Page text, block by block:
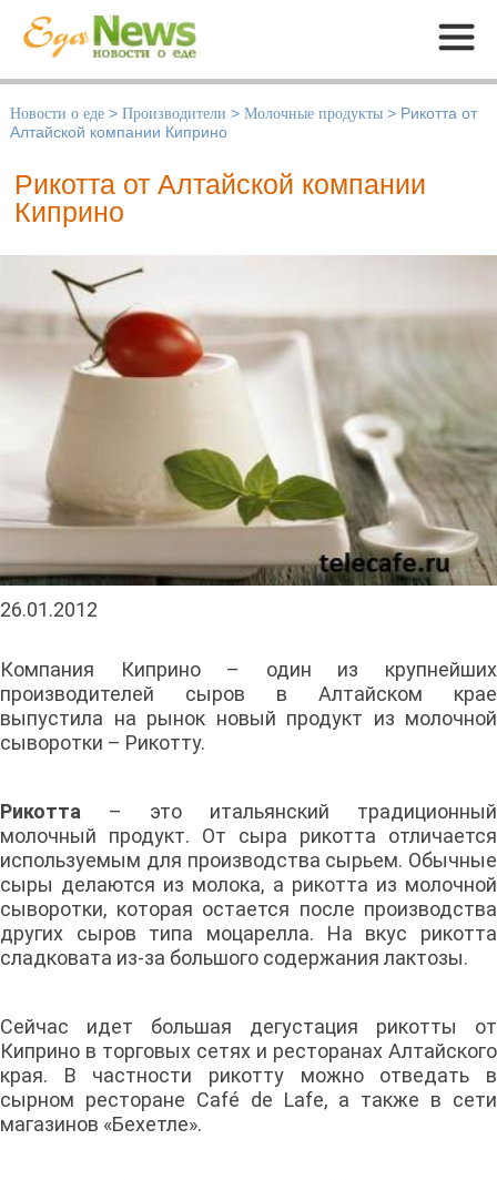
Меню
Новости о еде > Производители > Молочные продукты > Рикотта от
Алтайской компании Киприно
Рикотта от Алтайской компании
Киприно
26.01.2012
Компания Киприно – один из крупнейших
производителей сыров в Алтайском крае
выпустила на рынок новый продукт из молочной
сыворотки – Рикотту.
Рикотта – это итальянский традиционный
молочный продукт. От сыра рикотта отличается
используемым для производства сырьем. Обычные
сыры делаются из молока, а рикотта из молочной
сыворотки, которая остается после производства
других сыров типа моцарелла. На вкус рикотта
сладковата из-за большого содержания лактозы.
Сейчас идет большая дегустация рикотты от
Киприно в торговых сетях и ресторанах Алтайского
края. В частности рикотту можно отведать в
сырном ресторане Café de Lafe, а также в сети
магазинов «Бехетле».